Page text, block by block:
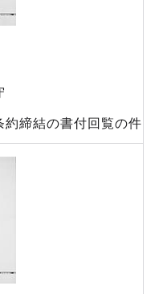
締結の書付回覧の件